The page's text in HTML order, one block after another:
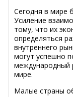
Сегодня в мире
Усиление
тому, что их
определяться
внутреннего
могут успешно
международный
мире.
Малые страны